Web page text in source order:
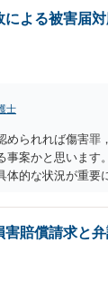
による被害届
士
められれば傷害罪
事案かと思います
体的な状況が重要
ょう。 因果関係
いる点も問題に
仕方が大きく変わ
害賠償請求と